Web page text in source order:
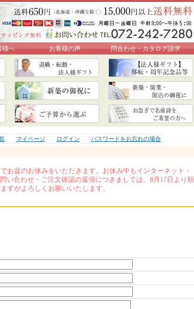
様へ お客様の声 問合わせ・カタログ請求
マイページ ログイン パスワードをお忘れの場合
お盆のお休みをいただきます。お休み中もインターネット・
い合わせ・ご注文確認の返信につきましては、8月17日より順
すがよろしくお願いいたします。